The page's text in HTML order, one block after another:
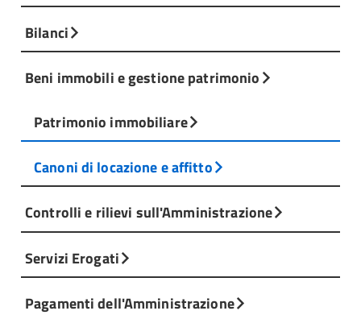
Bilanci
Beni immobili e gestione patrimonio
Patrimonio immobiliare
Canoni di locazione e affitto
Controlli e rilievi sull'Amministrazione
Servizi Erogati
Pagamenti dell'Amministrazione